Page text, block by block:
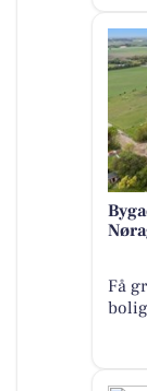
Få
bolig